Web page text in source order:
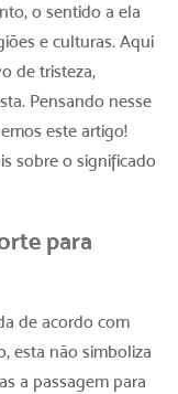
o sentido a ela
e culturas. Aqui
de tristeza,
Pensando nesse
este artigo!
sobre o significado
para
de acordo com
esta não simboliza
a passagem para